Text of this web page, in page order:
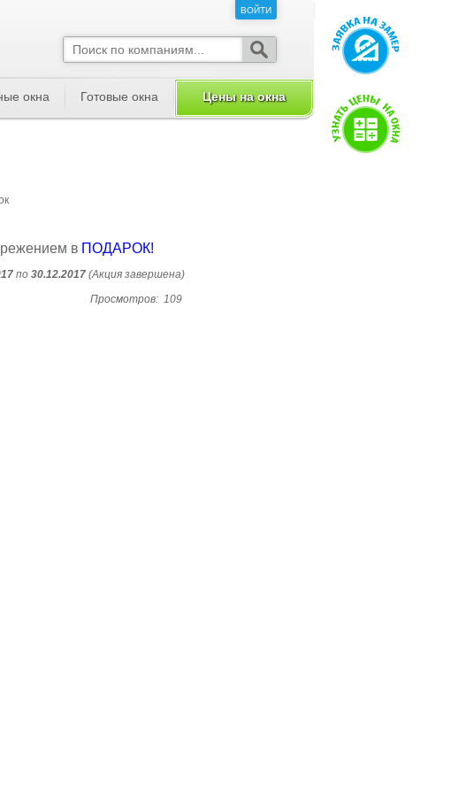
в ПОДАРОК!
по 30.12.2017 (Акция завершена)
Просмотров: 109
ВОЙТИ
окна Готовые окна Цены на окна
ВОЙТИ